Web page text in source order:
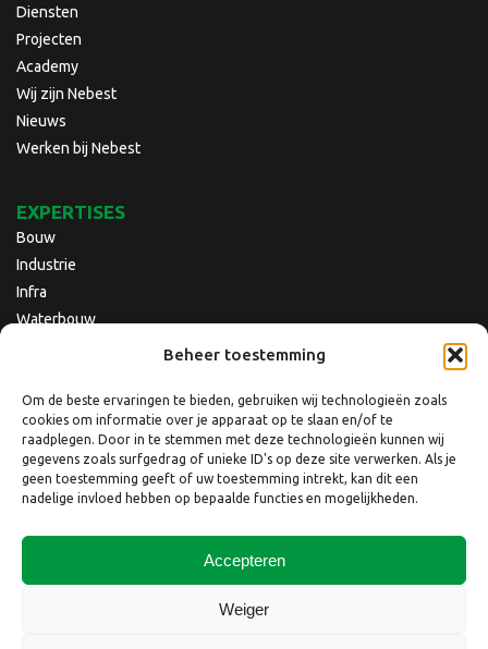
Beheer toestemming
Om de beste ervaringen te bieden, gebruiken wij technologieën zoals
cookies om informatie over je apparaat op te slaan en/of te
raadplegen. Door in te stemmen met deze technologieën kunnen wij
gegevens zoals surfgedrag of unieke ID's op deze site verwerken. Als je
geen toestemming geeft of uw toestemming intrekt, kan dit een
nadelige invloed hebben op bepaalde functies en mogelijkheden.
Accepteren
Weiger
Diensten
Projecten
Academy
Wij zijn Nebest
Nieuws
Werken bij Nebest
EXPERTISES
Bouw
Industrie
Infra
Waterbouw
Copyright © 2026 Nebest B.V.